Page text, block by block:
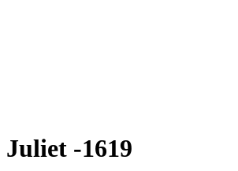
Juliet -1619